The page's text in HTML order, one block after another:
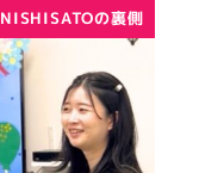
NISHISATOの裏側